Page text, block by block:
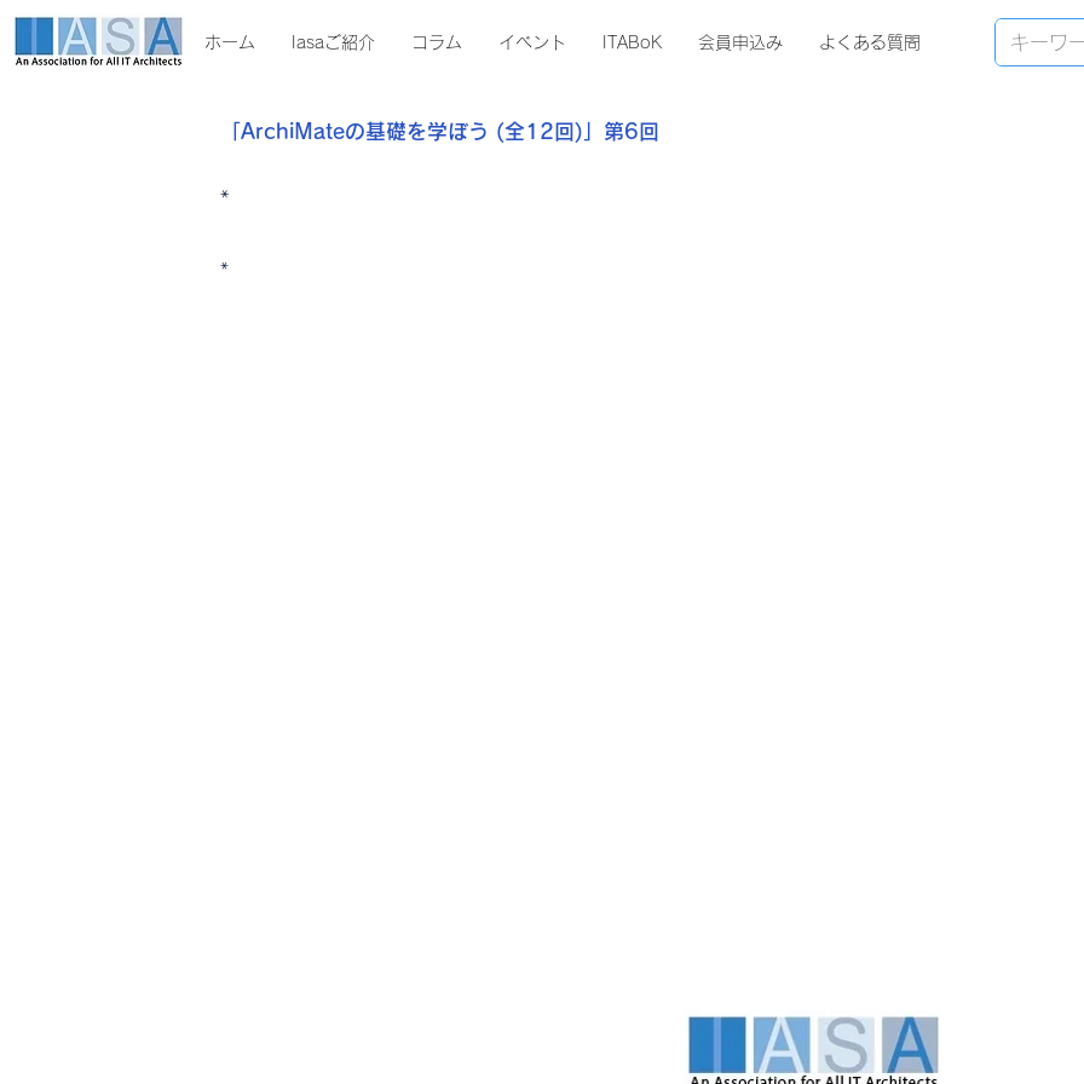
ホーム Iasaご紹介 コラム イベント ITABoK 会員申込み よくある質問
「ArchiMateの基礎を学ぼう (全12回)」第6回
*
*